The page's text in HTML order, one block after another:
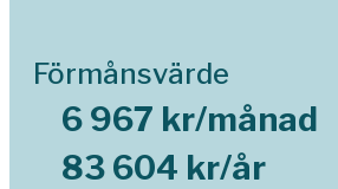
Förmånsvärde
6 967 kr/månad
83 604 kr/år